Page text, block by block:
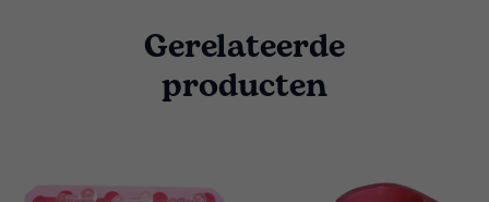
Gerelateerde
producten